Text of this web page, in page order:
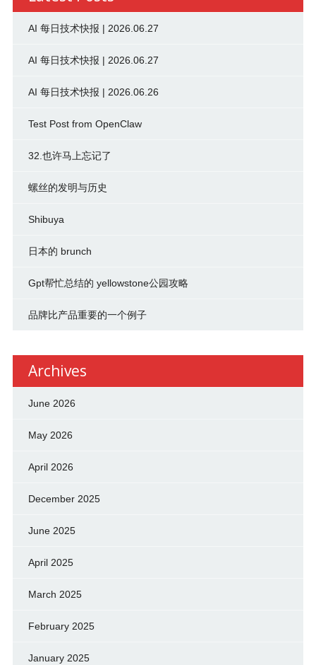
AI 每日技术快报 | 2026.06.27
AI 每日技术快报 | 2026.06.27
AI 每日技术快报 | 2026.06.26
Test Post from OpenClaw
32.也许马上忘记了
螺丝的发明与历史
Shibuya
日本的 brunch
Gpt帮忙总结的 yellowstone公园攻略
品牌比产品重要的一个例子
Archives
June 2026
May 2026
April 2026
December 2025
June 2025
April 2025
March 2025
February 2025
January 2025